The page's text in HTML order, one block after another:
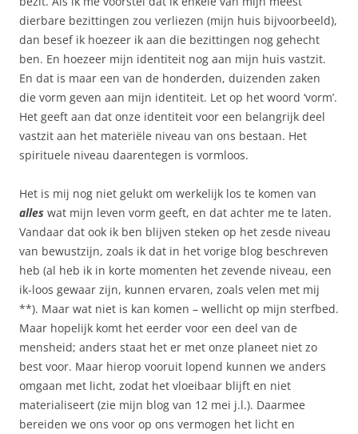
dierbare bezittingen zou verliezen (mijn huis bijvoorbeeld),
dan besef ik hoezeer ik aan die bezittingen nog gehecht
ben. En hoezeer mijn identiteit nog aan mijn huis vastzit.
En dat is maar een van de honderden, duizenden zaken
die vorm geven aan mijn identiteit. Let op het woord ‘vorm’.
Het geeft aan dat onze identiteit voor een belangrijk deel
vastzit aan het materiële niveau van ons bestaan. Het
spirituele niveau daarentegen is vormloos.
Het is mij nog niet gelukt om werkelijk los te komen van
alles wat mijn leven vorm geeft, en dat achter me te laten.
Vandaar dat ook ik ben blijven steken op het zesde niveau
van bewustzijn, zoals ik dat in het vorige blog beschreven
heb (al heb ik in korte momenten het zevende niveau, een
ik-loos gewaar zijn, kunnen ervaren, zoals velen met mij
**). Maar wat niet is kan komen – wellicht op mijn sterfbed.
Maar hopelijk komt het eerder voor een deel van de
mensheid; anders staat het er met onze planeet niet zo
best voor. Maar hierop vooruit lopend kunnen we anders
omgaan met licht, zodat het vloeibaar blijft en niet
materialiseert (zie mijn blog van 12 mei j.l.). Daarmee
bereiden we ons voor op ons vermogen het licht en